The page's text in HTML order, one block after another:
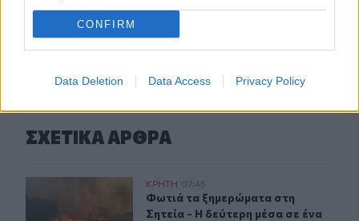
CONFIRM
Data Deletion Data Access Privacy Policy
ΣΧΕΤΙΚA AΡΘΡΑ
Λασίθι: Φωτιά τα ξημερώματα στη Σητεία - Η δεύτερη
ΚΡΗΤΗ 07:45
Φωτιά τα ξημερώματα στη Σητεία
Φωτιά τα ξημερώματα στη
Σητεία - Η δεύτερη μέσα σε ένα